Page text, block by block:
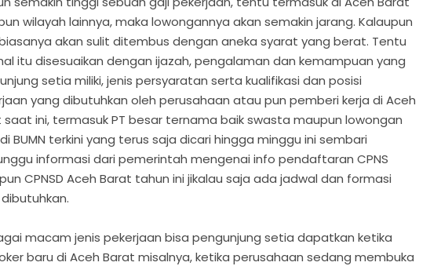
wilayah lainnya, maka lowongannya akan semakin jarang. Kalaupun
akan sulit ditembus dengan aneka syarat yang berat. Tentu
itu disesuaikan dengan ijazah, pengalaman dan kemampuan yang
setia miliki, jenis persyaratan serta kualifikasi dan posisi
yang dibutuhkan oleh perusahaan atau pun pemberi kerja di Aceh
saat ini, termasuk PT besar ternama baik swasta maupun lowongan
BUMN terkini yang terus saja dicari hingga minggu ini sembari
informasi dari pemerintah mengenai info pendaftaran CPNS
CPNSD Aceh Barat tahun ini jikalau saja ada jadwal dan formasi
macam jenis pekerjaan bisa pengunjung setia dapatkan ketika
baru di Aceh Barat misalnya, ketika perusahaan sedang membuka